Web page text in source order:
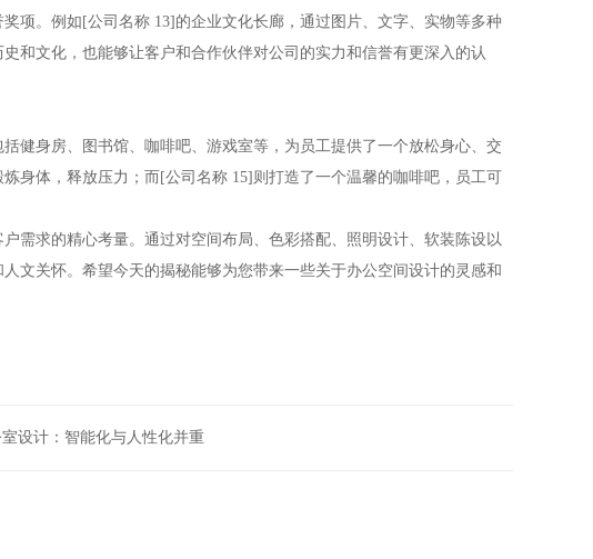
项。例如[公司名称 13]的企业文化长廊，通过图片、文字、实物等多种
和文化，也能够让客户和合作伙伴对公司的实力和信誉有更深入的认
健身房、图书馆、咖啡吧、游戏室等，为员工提供了一个放松身心、交
身体，释放压力；而[公司名称 15]则打造了一个温馨的咖啡吧，员工可
需求的精心考量。通过对空间布局、色彩搭配、照明设计、软装陈设以
文关怀。希望今天的揭秘能够为您带来一些关于办公空间设计的灵感和
设计：智能化与人性化并重